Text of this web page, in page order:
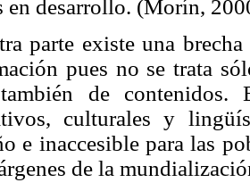
en desarrollo. (Morín,
parte existe una
pues no se trata
de contenidos.
culturales y
e inaccesible para las
de la